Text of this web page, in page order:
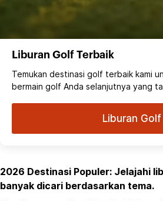
Liburan Golf Terbaik
Temukan destinasi golf terbaik kami
bermain golf Anda selanjutnya yang
Liburan Golf
2026 Destinasi Populer: Jelajahi
banyak dicari berdasarkan tema.